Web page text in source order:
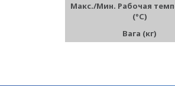
Макс./Мин. Рабочая
(°С)
Вага (кг)